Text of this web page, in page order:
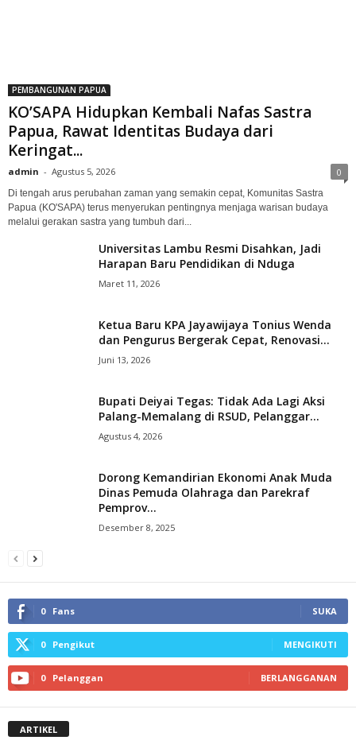
PEMBANGUNAN PAPUA
KO’SAPA Hidupkan Kembali Nafas Sastra
Papua, Rawat Identitas Budaya dari
Keringat...
admin - Agustus 5, 2026 0
Di tengah arus perubahan zaman yang semakin cepat, Komunitas Sastra
Papua (KO'SAPA) terus menyerukan pentingnya menjaga warisan budaya
melalui gerakan sastra yang tumbuh dari...
Universitas Lambu Resmi Disahkan, Jadi
Harapan Baru Pendidikan di Nduga
Maret 11, 2026
Ketua Baru KPA Jayawijaya Tonius Wenda
dan Pengurus Bergerak Cepat, Renovasi...
Juni 13, 2026
Bupati Deiyai Tegas: Tidak Ada Lagi Aksi
Palang-Memalang di RSUD, Pelanggar...
Agustus 4, 2026
Dorong Kemandirian Ekonomi Anak Muda
Dinas Pemuda Olahraga dan Parekraf
Pemprov...
Desember 8, 2025
0 Fans SUKA
0 Pengikut MENGIKUTI
0 Pelanggan BERLANGGANAN
ARTIKEL